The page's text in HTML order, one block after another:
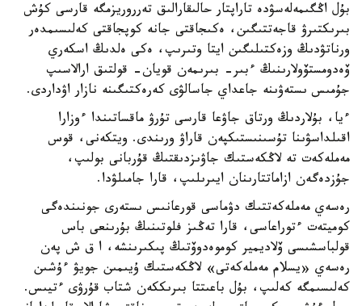
بۇل اڭگىمەلەسۋدە تاراپتار حالىقارالىق تەرروريزمگە قارسى كۇش
بىرىكتىرۋ قاجەتتىگىن، ەكىجاقتى جانە كوپجاقتى كەلىسىمدەر
ورناتۋدىڭ وزەكتىلىگىن ايتا وتىرىپ، ەكى ەلدىڭ اسكەري
ۆەدومستۆولارىنىڭ ءبىر- بىرىمەن قويان- قولتىق ارالاسىپ
جۇمىس ىستەۋىنە جاعداي جاسالۋى كەرەكتىگىنە نازار اۋداردى.
ءيا، بۇلاردىڭ ورتاق جاۋعا قارسى تۇرۋ ماقساتىندا ءوزارا
اقىلداسۋىنا تۇسىنىستىكپەن قاراۋ ورىندى. ويتكەنى، قوس
مەملەكەت تە لاڭكەستىك جاۋىزدىقتىڭ قۇربانى بولىپ،
جۇزدەگەن ازاماتتارىنان ايىرىلىپ، قارا جامىلۋدا.
رەسەي مەملەكەتتىك دۋماسى قورعانىس ىستەرى جونىندەگى
كوميتەت ءتوراعاسى، قارا تەڭىز فلوتىنىڭ بۇرىنعى باس
قولباسشىسى ۆلاديمير كوموەدوۆتىڭ پىكىرىنشە، ا ق ش پەن
رەسەي «يسلام مەملەكەتى» لاڭكەستىك ۇيىمىن جويۋ ءۇشىن
كەلىسىمگە كەلىپ، بۇل باعىتتا بىرىككەن شتاب قۇرۋى ءتيىس.